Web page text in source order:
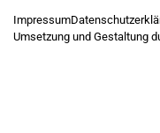
Impressum
Umsetzung und Gestaltung